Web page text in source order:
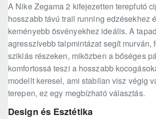
A Nike Zegama 2 kifejezetten terepfutó
hosszabb távú trail running edzésekhez
keményebb ösvényekhez ideális. A
agresszívebb talpmintázat segít murván,
sziklás részeken, miközben a bőséges
komfortossá teszi a hosszabb
modellt keresel, ami stabilan visz végig
terepen, ez egy megbízható választás.
Design és Esztétika